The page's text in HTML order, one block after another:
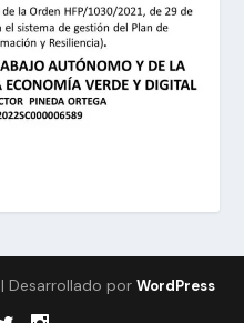
| Desarrollado por WordPress